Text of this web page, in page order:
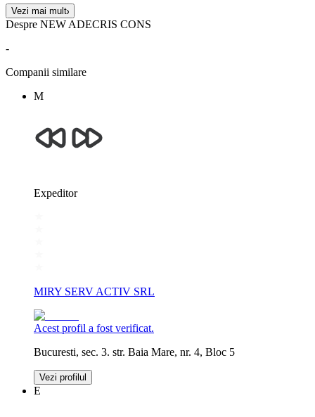
Vezi mai mult
Despre NEW ADECRIS CONS
-
Companii similare
M
Expeditor
MIRY SERV ACTIV SRL
Acest profil a fost verificat.
Bucuresti, sec. 3. str. Baia Mare, nr. 4, Bloc 5
Vezi profilul
E